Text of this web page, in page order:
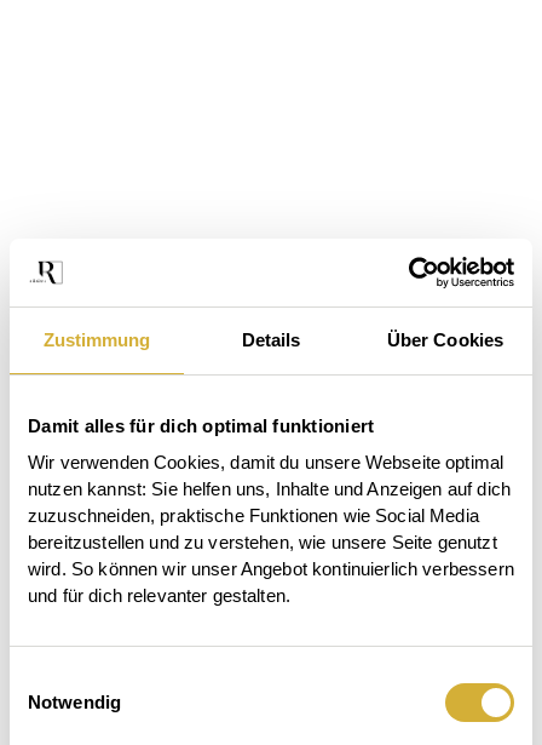
Zustimmung Details Über Cookies
Damit alles für dich optimal funktioniert
Wir verwenden Cookies, damit du unsere Webseite optimal
nutzen kannst: Sie helfen uns, Inhalte und Anzeigen auf dich
zuzuschneiden, praktische Funktionen wie Social Media
bereitzustellen und zu verstehen, wie unsere Seite genutzt
wird. So können wir unser Angebot kontinuierlich verbessern
und für dich relevanter gestalten.
Notwendig
Auftischen.
Der
Das
Beet